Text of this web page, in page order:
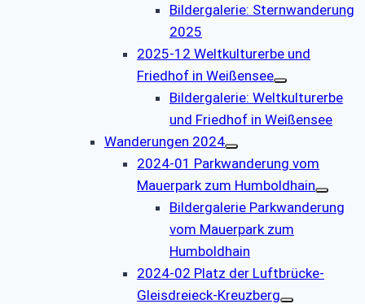
Bildergalerie: Sternwanderung
2025
2025-12 Weltkulturerbe und
Friedhof in Weißensee
Bildergalerie: Weltkulturerbe
und Friedhof in Weißensee
Wanderungen 2024
2024-01 Parkwanderung vom
Mauerpark zum Humboldhain
Bildergalerie Parkwanderung
vom Mauerpark zum
Humboldhain
2024-02 Platz der Luftbrücke-
Gleisdreieck-Kreuzberg